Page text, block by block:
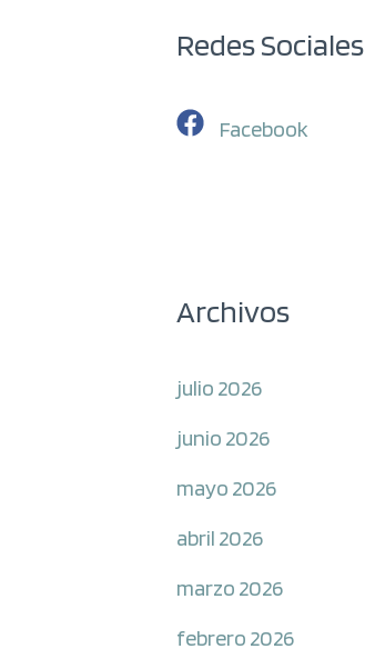
Redes Sociales
Facebook
Archivos
julio 2026
junio 2026
mayo 2026
abril 2026
marzo 2026
febrero 2026